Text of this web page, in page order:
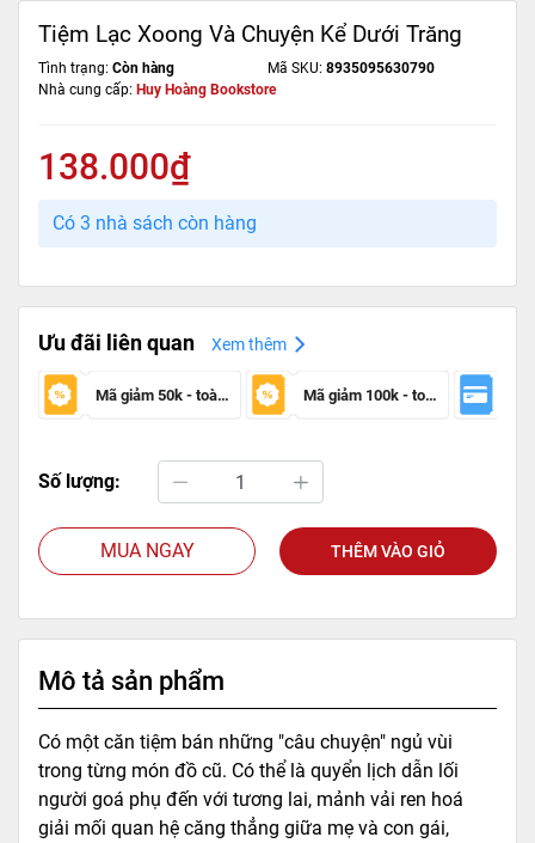
Tiệm Lạc Xoong Và Chuyện Kể Dưới Trăng
Tình trạng: Còn hàng Mã SKU: 8935095630790
Nhà cung cấp: Huy Hoàng Bookstore
138.000₫
Có 3 nhà sách còn hàng
Ưu đãi liên quan Xem thêm
Mã giảm 50k - toàn sàn Mã giảm 100k - toàn sàn
Số lượng:
MUA NGAY THÊM VÀO GIỎ
Mô tả sản phẩm
Có một căn tiệm bán những "câu chuyện" ngủ vùi
trong từng món đồ cũ. Có thể là quyển lịch dẫn lối
người goá phụ đến với tương lai, mảnh vải ren hoá
giải mối quan hệ căng thẳng giữa mẹ và con gái,